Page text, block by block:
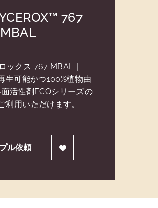
767
MBAL
ックス 767 MBAL｜
生可能かつ100%植物由
活性剤ECOシリーズの
利用いただけます。
ル依頼